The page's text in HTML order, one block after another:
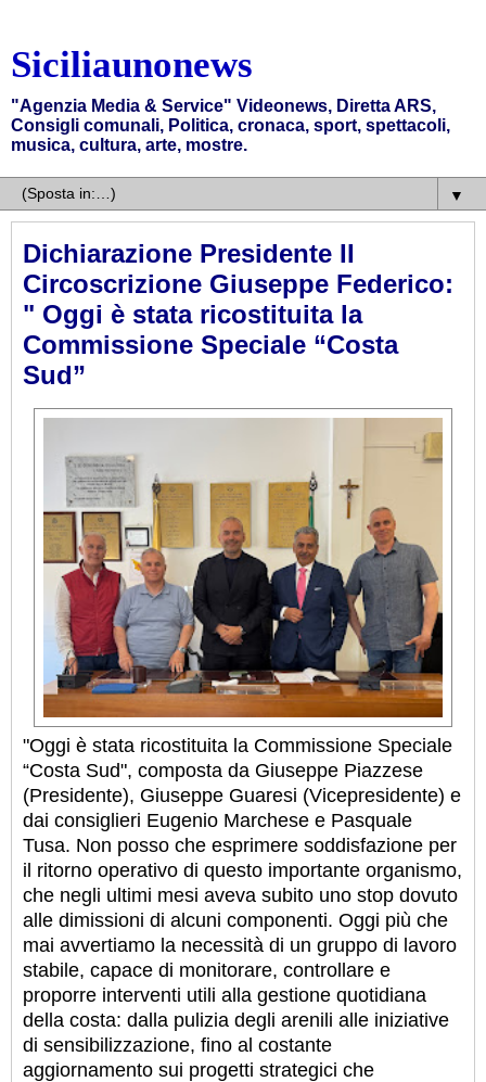
Siciliaunonews
"Agenzia Media & Service" Videonews, Diretta ARS,
Consigli comunali, Politica, cronaca, sport, spettacoli,
musica, cultura, arte, mostre.
▼
Dichiarazione Presidente II
Circoscrizione Giuseppe Federico:
" Oggi è stata ricostituita la
Commissione Speciale “Costa
Sud”
"Oggi è stata ricostituita la Commissione Speciale
“Costa Sud", composta da Giuseppe Piazzese
(Presidente), Giuseppe Guaresi (Vicepresidente) e
dai consiglieri Eugenio Marchese e Pasquale
Tusa. Non posso che esprimere soddisfazione per
il ritorno operativo di questo importante organismo,
che negli ultimi mesi aveva subito uno stop dovuto
alle dimissioni di alcuni componenti. Oggi più che
mai avvertiamo la necessità di un gruppo di lavoro
stabile, capace di monitorare, controllare e
proporre interventi utili alla gestione quotidiana
della costa: dalla pulizia degli arenili alle iniziative
di sensibilizzazione, fino al costante
aggiornamento sui progetti strategici che